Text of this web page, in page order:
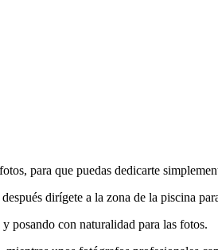
para que puedas dedicarte
dirígete a la zona de la piscina
posando con naturalidad para las fotos.